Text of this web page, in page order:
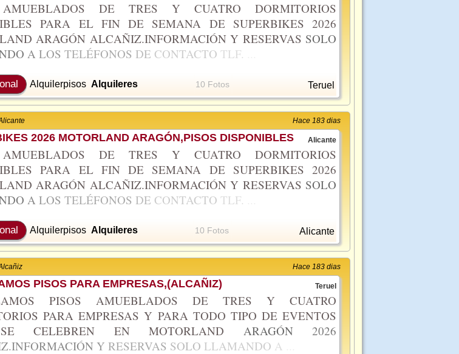
DE TRES Y CUATRO DORMITORIOS
PARA EL FIN DE SEMANA DE SUPERBIKES 2026
ARAGÓN ALCAÑIZ.INFORMACIÓN Y RESERVAS SOLO
A LOS TELÉFONOS DE CONTACTO TLF.
Alquilerpisos Alquileres 10 Fotos Teruel
Hace 183 dias
2026 MOTORLAND ARAGÓN,PISOS DISPONIBLES Alicante
DE TRES Y CUATRO DORMITORIOS
PARA EL FIN DE SEMANA DE SUPERBIKES 2026
ARAGÓN ALCAÑIZ.INFORMACIÓN Y RESERVAS SOLO
A LOS TELÉFONOS DE CONTACTO TLF.
Alquilerpisos Alquileres 10 Fotos Alicante
Hace 183 dias
PISOS PARA EMPRESAS,(ALCAÑIZ) Teruel
PISOS AMUEBLADOS DE TRES Y CUATRO
PARA EMPRESAS Y PARA TODO TIPO DE EVENTOS
CELEBREN EN MOTORLAND ARAGÓN 2026
Y RESERVAS SOLO LLAMANDO A